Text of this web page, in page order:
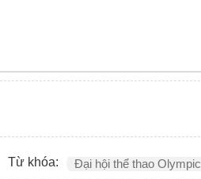
Từ khóa: Đại hội thể thao Olympic